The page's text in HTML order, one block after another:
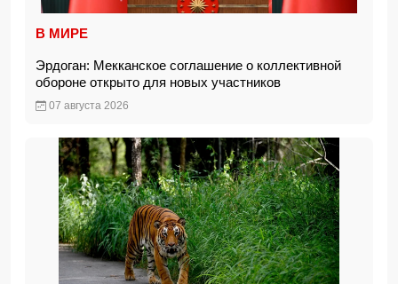
В МИРЕ
Эрдоган: Мекканское соглашение о коллективной
обороне открыто для новых участников
07 августа 2026